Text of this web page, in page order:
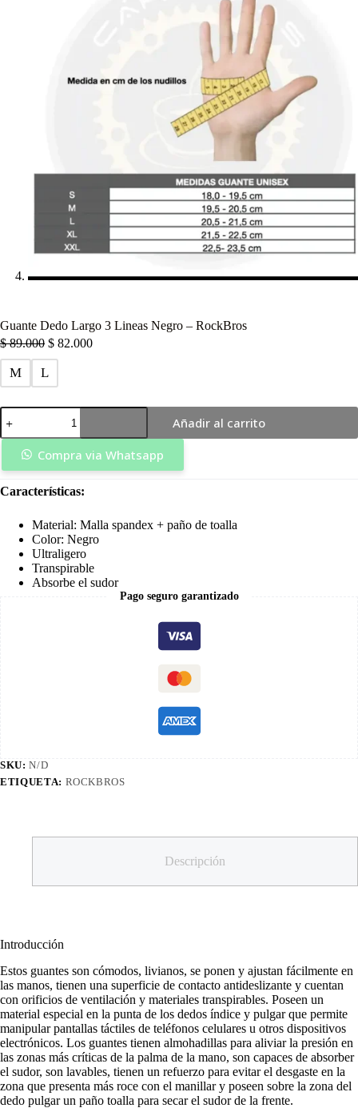
Guante Dedo Largo 3 Lineas Negro – RockBros
$89.000 $ 82.000
M L
Guante
Dedo
Largo
Lineas
-
cantidad
Añadir al carrito
Compra via Whatsapp
Características:
Material: Malla spandex + paño de toalla
Color: Negro
Ultraligero
Transpirable
Absorbe el sudor
Pago seguro garantizado
SKU:N/D
ETIQUETA: ROCKBROS
Descripción
Introducción
Estos guantes son cómodos, livianos, se ponen y ajustan fácilmente en
las manos, tienen una superficie de contacto antideslizante y cuentan
con orificios de ventilación y materiales transpirables. Poseen un
material especial en la punta de los dedos índice y pulgar que permite
manipular pantallas táctiles de teléfonos celulares u otros dispositivos
electrónicos. Los guantes tienen almohadillas para aliviar la presión en
las zonas más críticas de la palma de la mano, son capaces de absorber
el sudor, son lavables, tienen un refuerzo para evitar el desgaste en la
zona que presenta más roce con el manillar y poseen sobre la zona del
dedo pulgar un paño toalla para secar el sudor de la frente.